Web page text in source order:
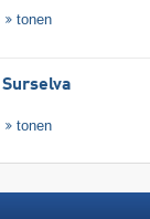
tonen
Surselva
tonen